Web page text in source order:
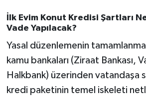
İlk Evim Konut Kredisi Şartları
Vade Yapılacak?
Yasal düzenlemenin
kamu bankaları (Ziraat Bankası,
Halkbank) üzerinden vatandaşa
kredi paketinin temel iskeleti
Sındırgı
SPOR
SÜRMANŞET
Susurluk